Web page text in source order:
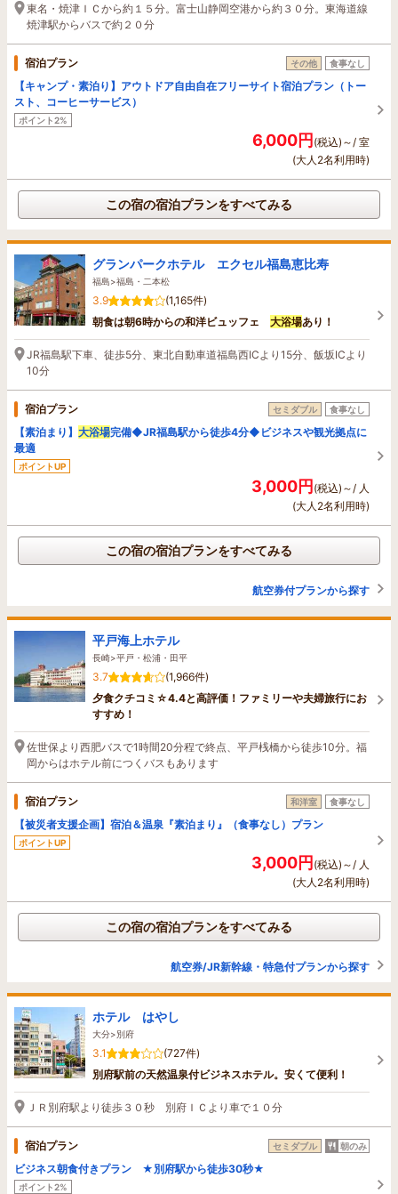
東名・焼津ＩＣから約１５分。富士山静岡空港から約３０分。東海道線
焼津駅からバスで約２０分
宿泊プラン その他 食事なし
【キャンプ・素泊り】アウトドア自由自在フリーサイト宿泊プラン（トー
スト、コーヒーサービス）
ポイント2%
6,000円(税込)～/ 室
(大人2名利用時)
この宿の宿泊プランをすべてみる
グランパークホテル エクセル福島恵比寿
福島>福島・二本松
3.9
(1,165件)
朝食は朝6時からの和洋ビュッフェ 大浴場あり！
JR福島駅下車、徒歩5分、東北自動車道福島西ICより15分、飯坂ICより
10分
宿泊プラン セミダブル 食事なし
【素泊まり】 大浴場完備◆JR福島駅から徒歩4分◆ビジネスや観光拠点に
最適
ポイントUP
3,000円(税込)～/ 人
(大人2名利用時)
この宿の宿泊プランをすべてみる
航空券付プランから探す
平戸海上ホテル
長崎>平戸・松浦・田平
3.7
(1,966件)
夕食クチコミ☆4.4と高評価！ファミリーや夫婦旅行にお
すすめ！
佐世保より西肥バスで1時間20分程で終点、平戸桟橋から徒歩10分。福
岡からはホテル前につくバスもあります
宿泊プラン 和洋室 食事なし
【被災者支援企画】宿泊＆温泉『素泊まり』（食事なし）プラン
ポイントUP
3,000円(税込)～/ 人
(大人2名利用時)
この宿の宿泊プランをすべてみる
航空券/JR新幹線・特急付プランから探す
ホテル はやし
大分>別府
3.1
(727件)
別府駅前の天然温泉付ビジネスホテル。安くて便利！
ＪＲ別府駅より徒歩３０秒 別府ＩＣより車で１０分
宿泊プラン セミダブル 朝のみ
ビジネス朝食付きプラン ★別府駅から徒歩30秒★
ポイント2%